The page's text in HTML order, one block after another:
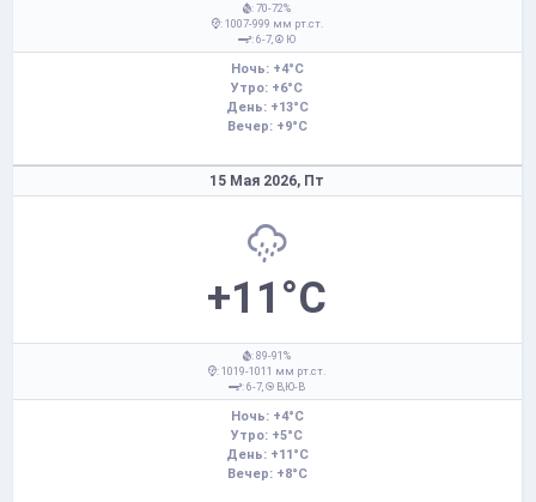
: 70-72%
: 1007-999 мм рт.ст.
: 6-7,
Ю
Ночь: +4°C
Утро: +6°C
День: +13°C
Вечер: +9°C
15 Мая 2026, Пт
+11°C
: 89-91%
: 1019-1011 мм рт.ст.
: 6-7,
В,Ю-В
Ночь: +4°C
Утро: +5°C
День: +11°C
Вечер: +8°C